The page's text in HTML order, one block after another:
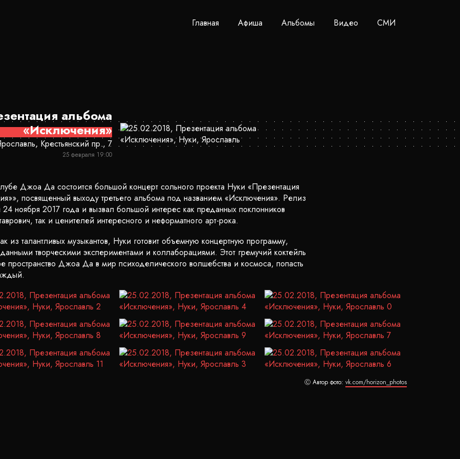
Главная Афиша Альбомы Видео СМИ
альбома
«Исключения»
Крестьянский пр., 7
25 февраля 19:00
Джоа Да состоится большой концерт сольного проекта Нуки «Презентация
посвященный выходу третьего альбома под названием «Исключения». Релиз
24 ноября 2017 года и вызвал большой интерес как преданных поклонников
так и ценителей интересного и неформатного арт-рока.
из талантливых музыкантов, Нуки готовит объемную концертную программу,
творческими экспериментами и коллаборациями. Этот гремучий коктейль
пространство Джоа Да в мир психоделического волшебства и космоса, попасть
Ⓒ Автор фото: vk.com/horizon_photos